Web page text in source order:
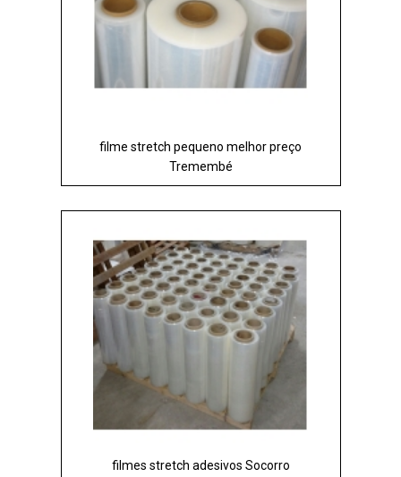
filme stretch pequeno melhor preço
Tremembé
filmes stretch adesivos Socorro